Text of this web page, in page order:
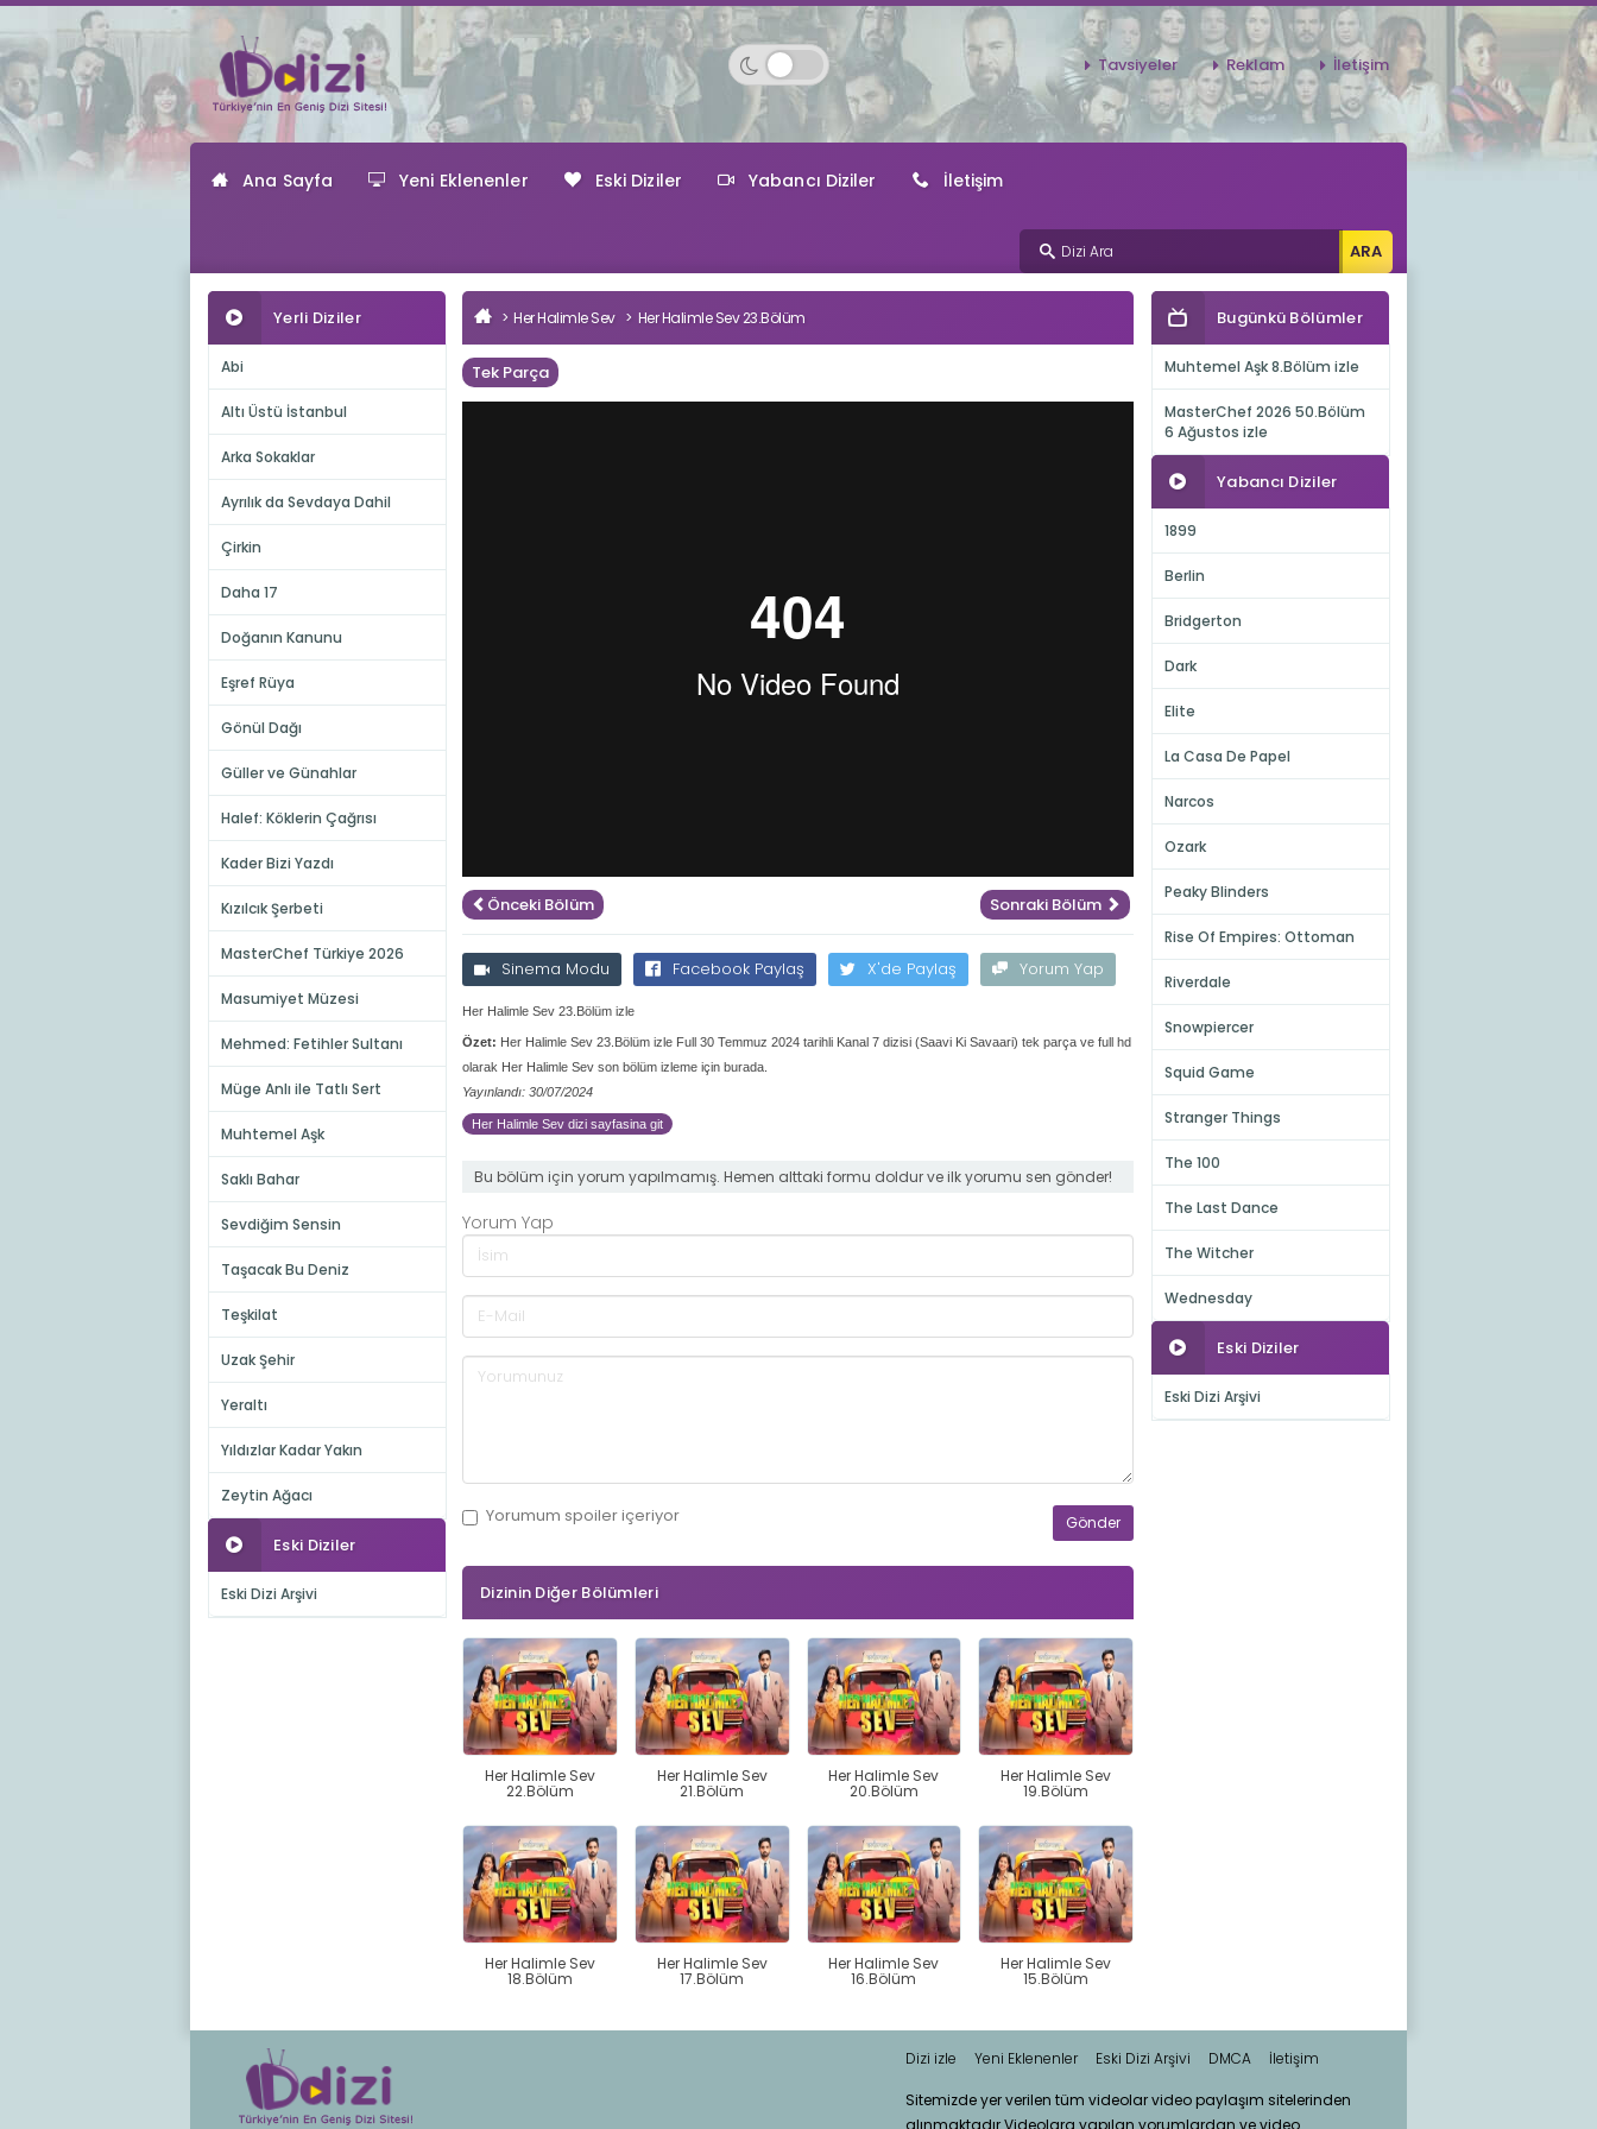
Tavsiyeler Reklam İletişim
Ana Sayfa Yeni Eklenenler Eski Diziler Yabancı Diziler İletişim
Yerli Diziler
Abi
Altı Üstü İstanbul
Arka Sokaklar
Ayrılık da Sevdaya Dahil
Çirkin
Daha 17
Doğanın Kanunu
Eşref Rüya
Gönül Dağı
Güller ve Günahlar
Halef: Köklerin Çağrısı
Kader Bizi Yazdı
Kızılcık Şerbeti
MasterChef Türkiye 2026
Masumiyet Müzesi
Mehmed: Fetihler Sultanı
Müge Anlı ile Tatlı Sert
Muhtemel Aşk
Saklı Bahar
Sevdiğim Sensin
Taşacak Bu Deniz
Teşkilat
Uzak Şehir
Yeraltı
Yıldızlar Kadar Yakın
Zeytin Ağacı
Eski Diziler
Eski Dizi Arşivi
Her Halimle Sev Her Halimle Sev 23.Bölüm
Tek Parça
Önceki Bölüm Sonraki Bölüm
Sinema Modu Facebook Paylaş X'de Paylaş Yorum Yap
Her Halimle Sev 23.Bölüm izle
Özet: Her Halimle Sev 23.Bölüm izle Full 30 Temmuz 2024 tarihli Kanal 7 dizisi (Saavi Ki Savaari) tek parça ve full hd
olarak Her Halimle Sev son bölüm izleme için burada.
Yayınlandı: 30/07/2024
Her Halimle Sev dizi sayfasina git
Bu bölüm için yorum yapılmamış. Hemen alttaki formu doldur ve ilk yorumu sen gönder!
Yorum Yap
Yorumum spoileriçeriyor
Dizinin Diğer Bölümleri
Her Halimle Sev
22.Bölüm
Her Halimle Sev
21.Bölüm
Her Halimle Sev
20.Bölüm
Her Halimle Sev
19.Bölüm
Her Halimle Sev
18.Bölüm
Her Halimle Sev
17.Bölüm
Her Halimle Sev
16.Bölüm
Her Halimle Sev
15.Bölüm
Bugünkü Bölümler
Muhtemel Aşk 8.Bölüm izle
MasterChef 2026 50.Bölüm
6 Ağustos izle
Yabancı Diziler
1899
Berlin
Bridgerton
Dark
Elite
La Casa De Papel
Narcos
Ozark
Peaky Blinders
Rise Of Empires: Ottoman
Riverdale
Snowpiercer
Squid Game
Stranger Things
The 100
The Last Dance
The Witcher
Wednesday
Eski Diziler
Eski Dizi Arşivi
Dizi izle Yeni Eklenenler Eski Dizi Arşivi DMCA İletişim
Sitemizde yer verilen tüm videolar video paylaşım sitelerinden